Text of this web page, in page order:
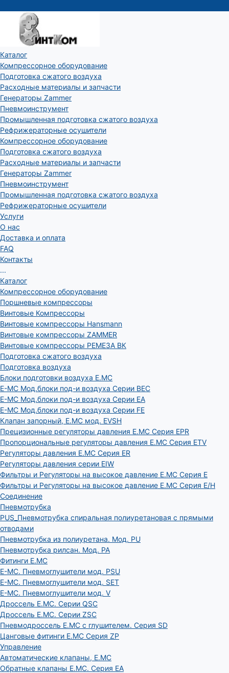
Каталог
Компрессорное оборудование
Подготовка сжатого воздуха
Расходные материалы и запчасти
Генераторы Zammer
Пневмоинструмент
Промышленная подготовка сжатого воздуха
Рефрижераторные осушители
Компрессорное оборудование
Подготовка сжатого воздуха
Расходные материалы и запчасти
Генераторы Zammer
Пневмоинструмент
Промышленная подготовка сжатого воздуха
Рефрижераторные осушители
Услуги
О нас
Доставка и оплата
FAQ
Контакты
...
Каталог
Компрессорное оборудование
Поршневые компрессоры
Винтовые Компрессоры
Винтовые компрессоры Hansmann
Винтовые компрессоры ZAMMER
Винтовые компрессоры РЕМЕЗА ВК
Подготовка сжатого воздуха
Подготовка воздуха
Блоки подготовки воздуха E.MC
E-MC Мод.блоки под-и воздуха Серии BEC
E-MC Мод.блоки под-и воздуха Серии EA
E-MC Мод.блоки под-и воздуха Серии FE
Клапан запорный, E.MC мод. EVSH
Прецизионные регуляторы давления E.MC Серия EPR
Пропорциональные регуляторы давления E.MC Серия ETV
Регуляторы давления E.MC Серия ER
Регуляторы давления серии EIW
Фильтры и Регуляторы на высокое давление E.MC Серия E
Фильтры и Регуляторы на высокое давление E.MC Серия E/H
Соединение
Пневмотрубка
PUS_Пневмотрубка спиральная полиуретановая с прямыми
отводами
Пневмотрубка из полиуретана. Мод. РU
Пневмотрубка рилсан. Мод. PA
Фитинги E.MC
E-MC. Пневмоглушители мод. PSU
E-MC. Пневмоглушители мод. SET
E-MC. Пневмоглушители мод. V
Дроссель E.MC. Серии QSC
Дроссель E.MC. Серии ZSC
Пневмодроссель E.MC с глушителем. Серия SD
Цанговые фитинги E.MC Серия ZP
Управление
Автоматические клапаны, Е.МС
Обратные клапаны E.MC. Серия EA